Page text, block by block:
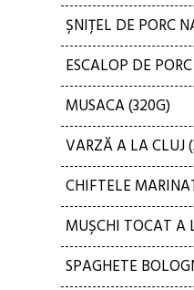
ȘNIȚEL DE PORC
ESCALOP DE
MUSACA (320G)
VARZĂ A LA CLUJ
CHIFTELE
MUȘCHI TOCAT A
SPAGHETE